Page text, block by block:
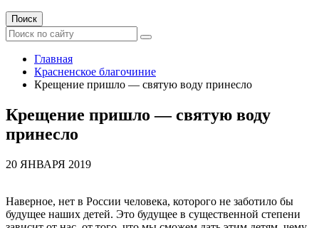
Поиск
Главная
Красненское благочиние
Крещение пришло — святую воду принесло
Крещение пришло — святую воду
принесло
20 ЯНВАРЯ 2019
Наверное, нет в России человека, которого не заботило бы
будущее наших детей. Это будущее в существенной степени